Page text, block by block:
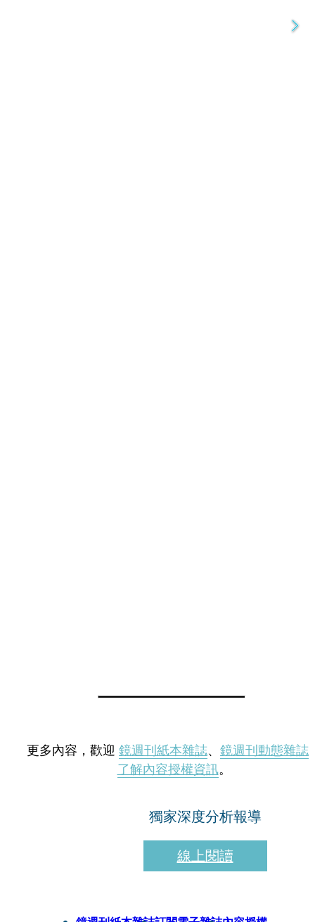
更多內容，歡迎 鏡週刊紙本雜誌、 鏡週刊動態雜誌
了解內容授權資訊。
獨家深度分析報導
線上閱讀